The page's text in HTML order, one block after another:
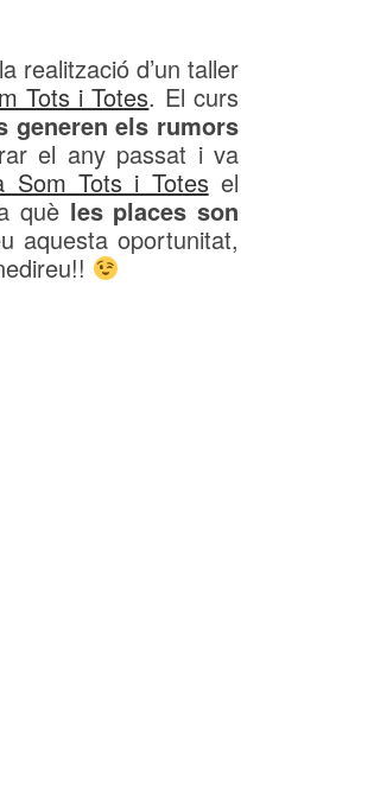
realització d’un taller
Tots i Totes. El curs
generen els rumors
el any passat i va
Som Tots i Totesel
què les places son
aquesta oportunitat,